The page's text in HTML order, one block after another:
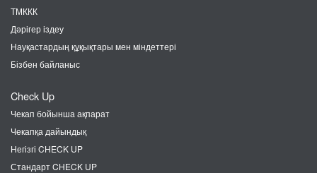
ТМККК
Дәрігер іздеу
Науқастардың құқықтары мен міндеттері
Бізбен байланыс
Check Up
Чекап бойынша ақпарат
Чекапқа дайындық
Негізгі CHECK UP
Стандарт CHECK UP